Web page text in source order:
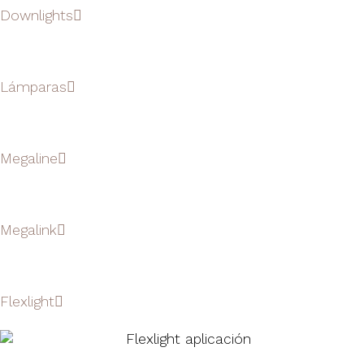
Downlights
Lámparas
Megaline
Megalink
Flexlight